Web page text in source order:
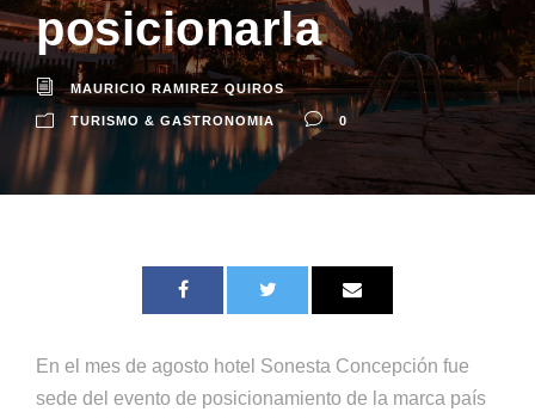
posicionarla
MAURICIO RAMIREZ QUIROS
TURISMO & GASTRONOMIA 0
En el mes de agosto hotel Sonesta Concepción fue
sede del evento de posicionamiento de la marca país